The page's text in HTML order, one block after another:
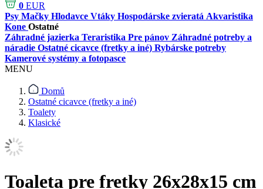
0 EUR
Psy Mačky Hlodavce Vtáky Hospodárske zvieratá Akvaristika
Kone Ostatné
Záhradné jazierka Teraristika Pre pánov Záhradné potreby a
náradie Ostatné cicavce (fretky a iné) Rybárske potreby
Kamerové systémy a fotopasce
MENU
Domů
Ostatné cicavce (fretky a iné)
Toalety
Klasické
Toaleta pre fretky 26x28x15 cm